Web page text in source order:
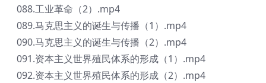
088.工业革命（2）.mp4
089.马克思主义的诞生与传播（1）.mp4
090.马克思主义的诞生与传播（2）.mp4
091.资本主义世界殖民体系的形成（1）.mp4
092.资本主义世界殖民体系的形成（2）.mp4